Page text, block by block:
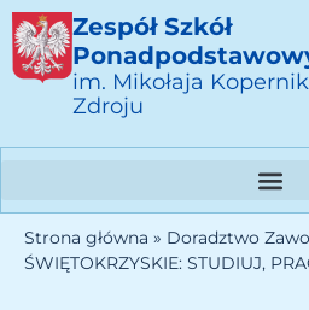
Zespół Szkół
im. Mikołaja
Zdroju
Strona główna » Doradztwo
ŚWIĘTOKRZYSKIE: STUDIUJ,